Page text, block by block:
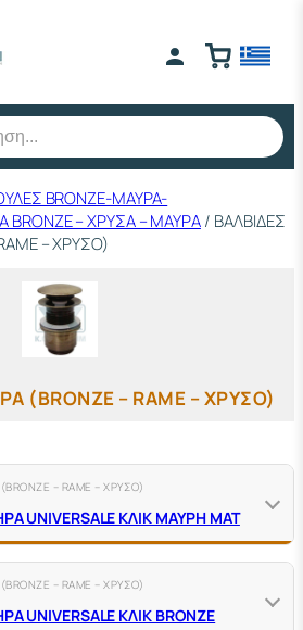
BRONZE-ΜΑΥΡΑ-
– ΧΡΥΣΑ – ΜΑΥΡΑ/ ΒΑΛΒΙΔΕΣ
– ΧΡΥΣΟ)
(BRONZE – RAME – ΧΡΥΣΟ)
– RAME – ΧΡΥΣΟ)
UNIVERSALE ΚΛΙΚ ΜΑΥΡΗ ΜΑΤ
– RAME – ΧΡΥΣΟ)
UNIVERSALE ΚΛΙΚ BRONZE